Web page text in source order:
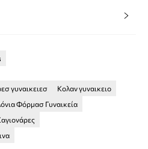
γυναικειεσ
Κολαν γυναικειο
Φόρμασ Γυναικεία